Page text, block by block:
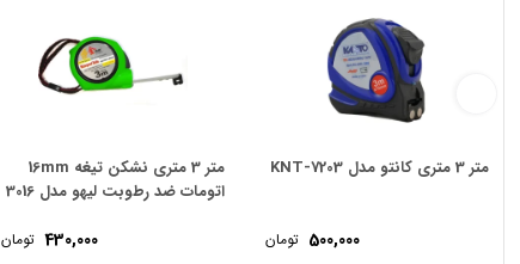
متر 3 متری کانتو مدل KNT-7203
500,000 تومان
متر 3 متری نشکن تیغه 16mm
اتومات ضد رطوبت لیهو مدل 3016
430,000 تومان